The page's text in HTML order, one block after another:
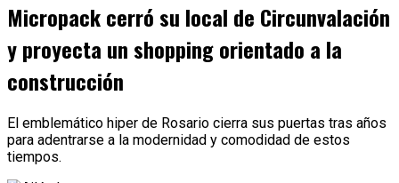
Micropack cerró su local de Circunvalación
y proyecta un shopping orientado a la
construcción
El emblemático hiper de Rosario cierra sus puertas tras años
para adentrarse a la modernidad y comodidad de estos
tiempos.